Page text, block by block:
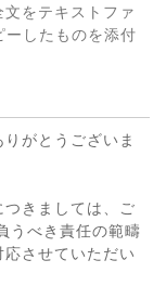
をテキストファ
したものを添付
がとうございま
きましては、ご
うべき責任の範疇
させていただい